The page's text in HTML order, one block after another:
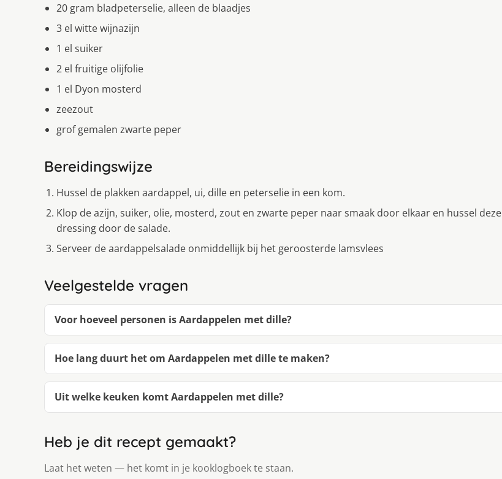
20 gram bladpeterselie, alleen de blaadjes
3 el witte wijnazijn
1 el suiker
2 el fruitige olijfolie
1 el Dyon mosterd
zeezout
grof gemalen zwarte peper
Bereidingswijze
Hussel de plakken aardappel, ui, dille en peterselie in een kom.
Klop de azijn, suiker, olie, mosterd, zout en zwarte peper naar smaak door elkaar en hussel deze
dressing door de salade.
Serveer de aardappelsalade onmiddellijk bij het geroosterde lamsvlees
Veelgestelde vragen
Voor hoeveel personen is Aardappelen met dille?
Hoe lang duurt het om Aardappelen met dille te maken?
Uit welke keuken komt Aardappelen met dille?
Heb je dit recept gemaakt?
Laat het weten — het komt in je kooklogboek te staan.